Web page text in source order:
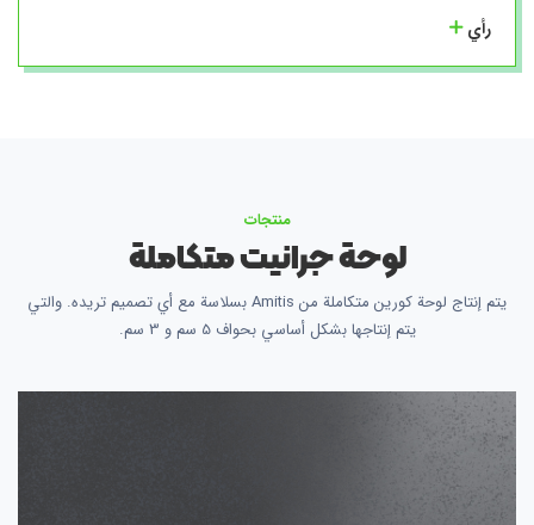
رأي
منتجات
لوحة جرانيت متكاملة
يتم إنتاج لوحة كورين متكاملة من Amitis بسلاسة مع أي تصميم تريده. والتي
يتم إنتاجها بشكل أساسي بحواف 5 سم و 3 سم.